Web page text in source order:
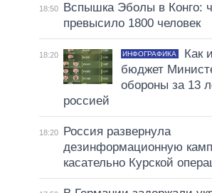
18:50
Вспышка Эболы в Конго:
превысило 1800 человек
18:20 ИНФОГРАФИКА
Как
бюджет
обороны за 13
россией
18:20
Россия развернула
дезинформационную
касательно Курской